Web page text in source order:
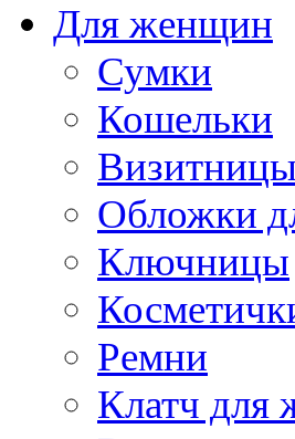
Для женщин
Сумки
Кошельки
Визитницы
Обложки
Ключницы
Ремни
Клатч для